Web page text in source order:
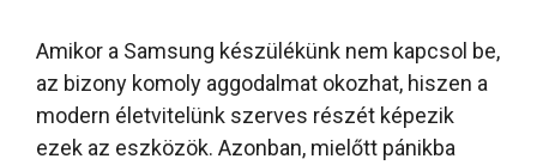
Amikor a Samsung készülékünk nem kapcsol be,
az bizony komoly aggodalmat okozhat, hiszen a
modern életvitelünk szerves részét képezik
ezek az eszközök. Azonban, mielőtt pánikba